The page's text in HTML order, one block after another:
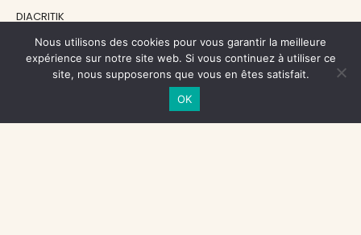
DIACRITIK
EN ATTENDANT NADEAU
Nous utilisons des cookies pour vous garantir la meilleure
expérience sur notre site web. Si vous continuez à utiliser ce
site, nous supposerons que vous en êtes satisfait.
OK